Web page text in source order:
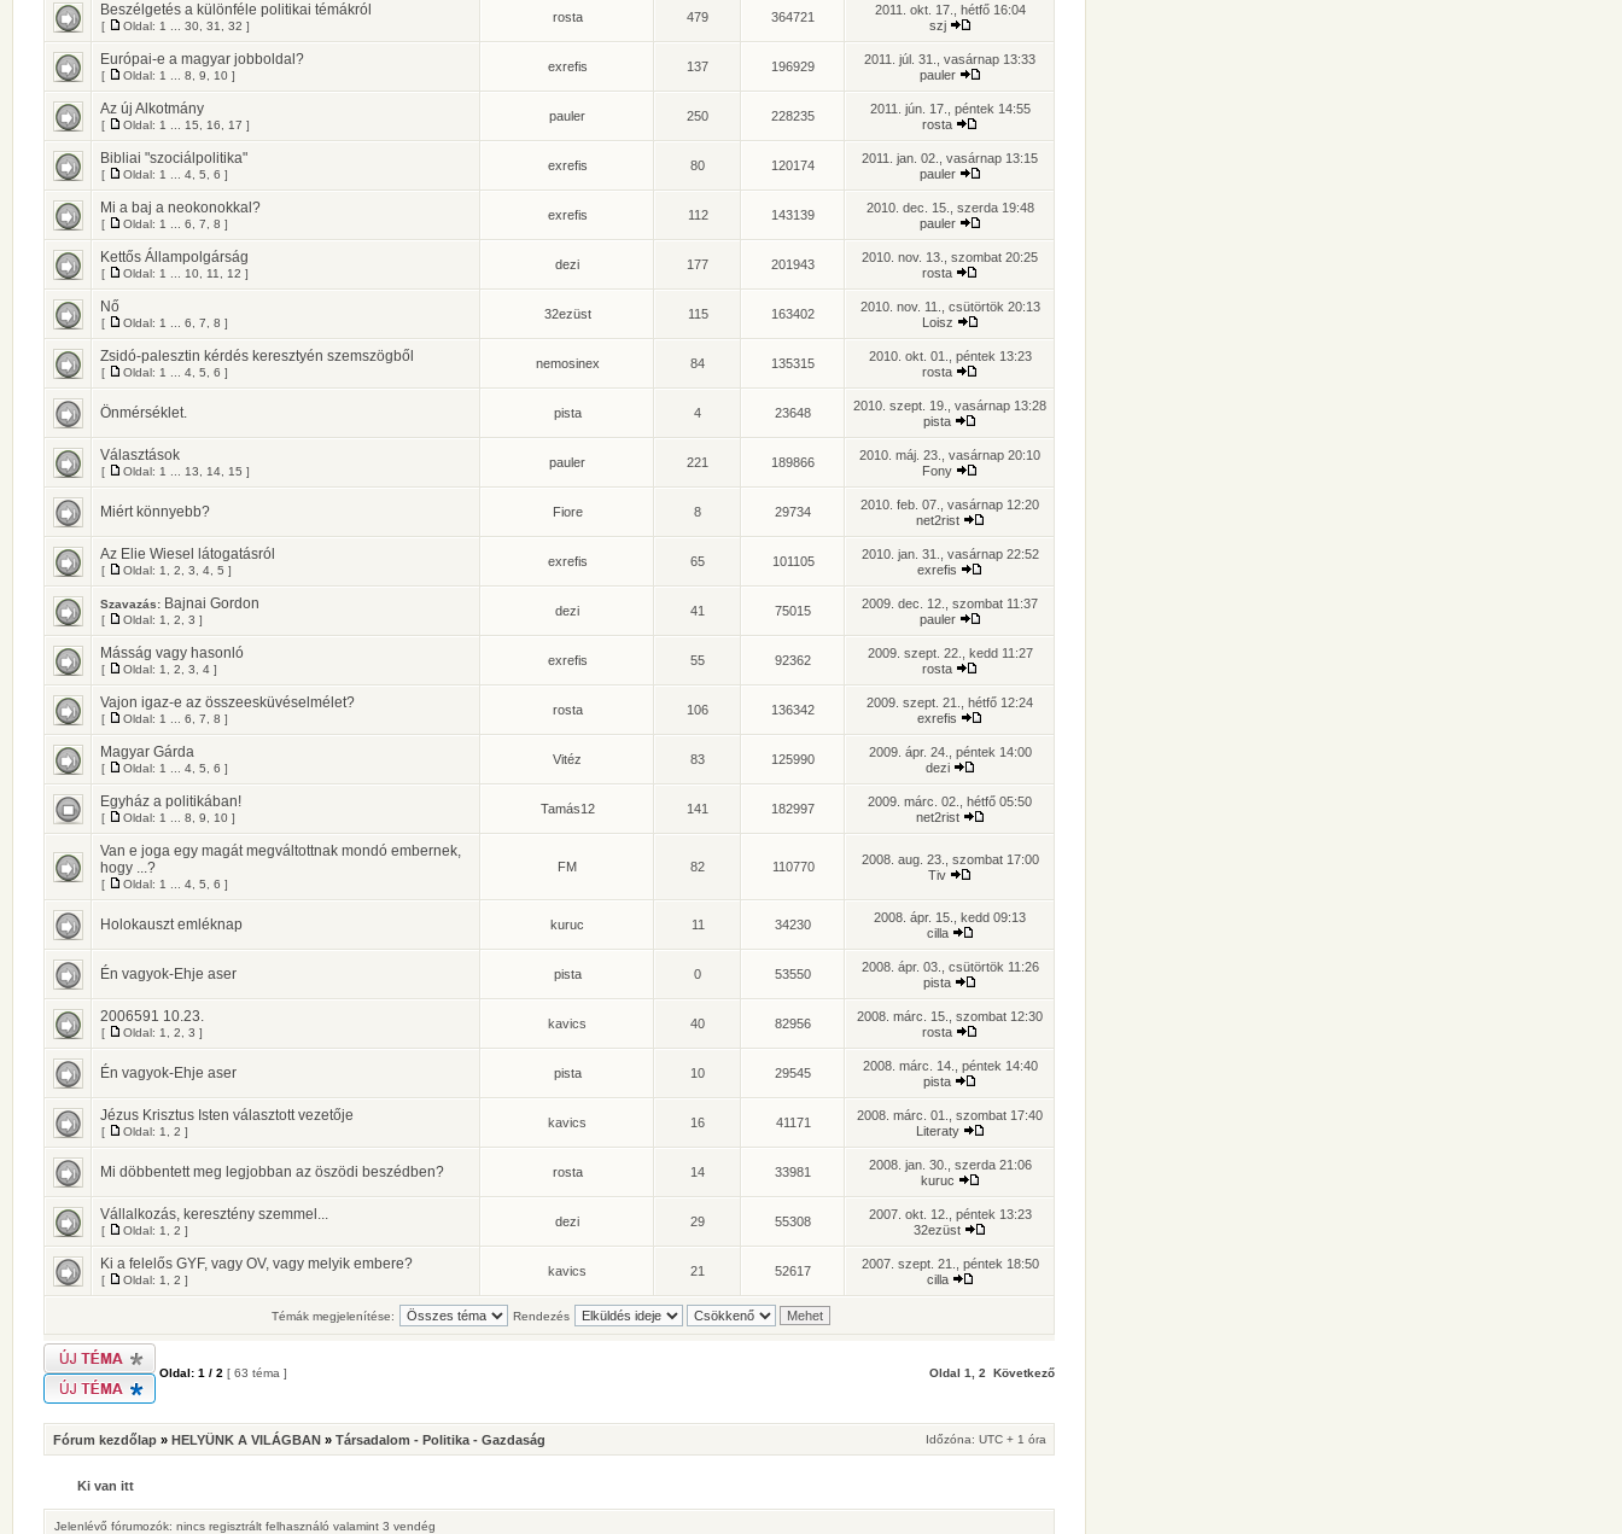
Beszélgetés a különféle politikai témákról
[ Oldal: 1 30 31 32 ]
rosta 479 364721
2011. okt. 17., hétfő 16:04
szj
Európai-e a magyar jobboldal?
[ Oldal: 1 8 9 10 ]
exrefis 137 196929
2011. júl. 31., vasárnap 13:33
pauler
Az új Alkotmány
[ Oldal: 1 15 16 17 ]
pauler 250 228235
2011. jún. 17., péntek 14:55
rosta
Bibliai "szociálpolitika"
[ Oldal: 1 4 5 6 ]
exrefis 80 120174
2011. jan. 02., vasárnap 13:15
pauler
Mi a baj a neokonokkal?
[ Oldal: 1 6 7 8 ]
exrefis 112 143139
2010. dec. 15., szerda 19:48
pauler
Kettős Állampolgárság
[ Oldal: 1 10 11 12 ]
dezi 177 201943
2010. nov. 13., szombat 20:25
rosta
Nő
[ Oldal: 1 6 7 8 ]
32ezüst 115 163402
2010. nov. 11., csütörtök 20:13
Loisz
Zsidó-palesztin kérdés keresztyén szemszögből
[ Oldal: 1 4 5 6 ]
nemosinex 84 135315
2010. okt. 01., péntek 13:23
rosta
Önmérséklet. pista 4 23648
2010. szept. 19., vasárnap 13:28
pista
Választások
[ Oldal: 1 13 14 15 ]
pauler 221 189866
2010. máj. 23., vasárnap 20:10
Fony
Miért könnyebb? Fiore 8 29734
2010. feb. 07., vasárnap 12:20
net2rist
Az Elie Wiesel látogatásról
[ Oldal: 1 2 3 4 5 ]
exrefis 65 101105
2010. jan. 31., vasárnap 22:52
exrefis
Szavazás: Bajnai Gordon
[ Oldal: 1 2 3 ]
dezi 41 75015
2009. dec. 12., szombat 11:37
pauler
Másság vagy hasonló
[ Oldal: 1 2 3 4 ]
exrefis 55 92362
2009. szept. 22., kedd 11:27
rosta
Vajon igaz-e az összeesküvéselmélet?
[ Oldal: 1 6 7 8 ]
rosta 106 136342
2009. szept. 21., hétfő 12:24
exrefis
Magyar Gárda
[ Oldal: 1 4 5 6 ]
Vitéz 83 125990
2009. ápr. 24., péntek 14:00
dezi
Egyház a politikában!
[ Oldal: 1 8 9 10 ]
Tamás12 141 182997
2009. márc. 02., hétfő 05:50
net2rist
Van e joga egy magát megváltottnak mondó embernek,
hogy ...?
[ Oldal: 1 4 5 6 ]
FM 82 110770
2008. aug. 23., szombat 17:00
Tiv
Holokauszt emléknap kuruc 11 34230
2008. ápr. 15., kedd 09:13
cilla
Én vagyok-Ehje aser pista 0 53550
2008. ápr. 03., csütörtök 11:26
pista
2006591 10.23.
[ Oldal: 1 2 3 ]
kavics 40 82956
2008. márc. 15., szombat 12:30
rosta
Én vagyok-Ehje aser pista 10 29545
2008. márc. 14., péntek 14:40
pista
Jézus Krisztus Isten választott vezetője
[ Oldal: 1 2 ]
kavics 16 41171
2008. márc. 01., szombat 17:40
Literaty
Mi döbbentett meg legjobban az öszödi beszédben? rosta 14 33981
2008. jan. 30., szerda 21:06
kuruc
Vállalkozás, keresztény szemmel...
[ Oldal: 1 2 ]
dezi 29 55308
2007. okt. 12., péntek 13:23
32ezüst
Ki a felelős GYF, vagy OV, vagy melyik embere?
[ Oldal: 1 2 ]
kavics 21 52617
2007. szept. 21., péntek 18:50
cilla
Témák megjelenítése: Rendezés
Oldal: 1 / 2 [ 63 téma ] Oldal 1 2 Következő
Fórum kezdőlap » HELYÜNK A VILÁGBAN » Társadalom - Politika - Gazdaság Időzóna: UTC + 1 óra
Ki van itt
Jelenlévő fórumozók: nincs regisztrált felhasználó valamint 3 vendég